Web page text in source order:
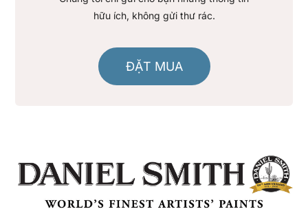
hữu ích, không gửi thư rác.
ĐẶT MUA